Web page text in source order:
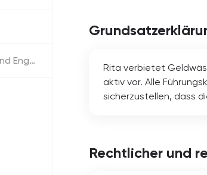
Zusammenarbeit und Engagement
Rita verbietet
aktiv vor. Alle
sicherzustellen, dass
Rechtlicher und